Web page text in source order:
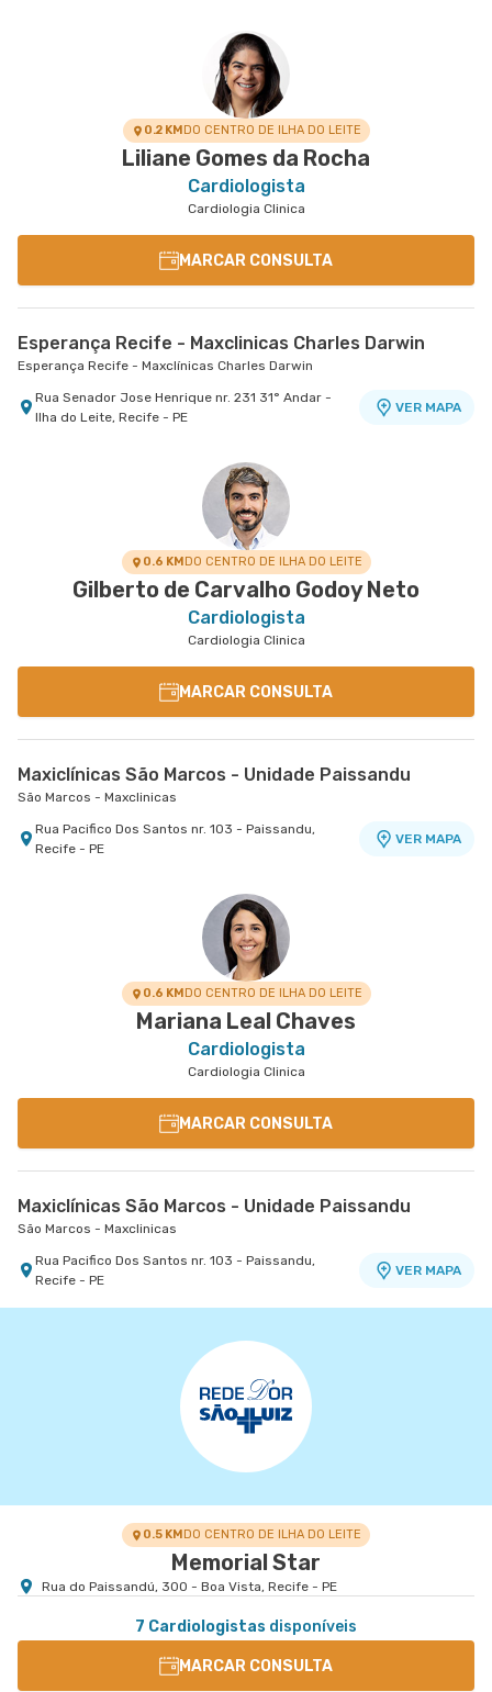
0.2 KMDO CENTRO DE ILHA DO LEITE
Liliane Gomes da Rocha
Cardiologista
Cardiologia Clinica
MARCAR CONSULTA
Esperança Recife - Maxclinicas Charles Darwin
Esperança Recife - Maxclínicas Charles Darwin
Rua Senador Jose Henrique nr. 231 31° Andar -
Ilha do Leite, Recife - PE
VER MAPA
0.6 KMDO CENTRO DE ILHA DO LEITE
Gilberto de Carvalho Godoy Neto
Cardiologista
Cardiologia Clinica
MARCAR CONSULTA
Maxiclínicas São Marcos - Unidade Paissandu
São Marcos - Maxclinicas
Rua Pacifico Dos Santos nr. 103 - Paissandu,
Recife - PE
VER MAPA
0.6 KMDO CENTRO DE ILHA DO LEITE
Mariana Leal Chaves
Cardiologista
Cardiologia Clinica
MARCAR CONSULTA
Maxiclínicas São Marcos - Unidade Paissandu
São Marcos - Maxclinicas
Rua Pacifico Dos Santos nr. 103 - Paissandu,
Recife - PE
VER MAPA
0.5 KMDO CENTRO DE ILHA DO LEITE
Memorial Star
Rua do Paissandú, 300 - Boa Vista, Recife - PE
7 Cardiologistas disponíveis
MARCAR CONSULTA